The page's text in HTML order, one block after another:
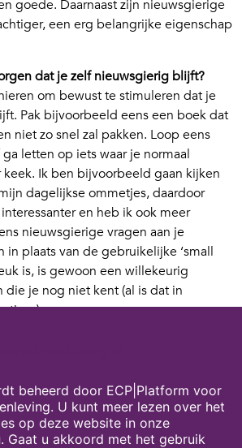
goede. Daarnaast zijn nieuwsgierige
een erg belangrijke eigenschap
dat je zelf nieuwsgierig blijft?
om bewust te stimuleren dat je
Pak bijvoorbeeld eens een boek dat
niet zo snel zal pakken. Loop eens
letten op iets waar je normaal
Ik ben bijvoorbeeld gaan kijken
dagelijkse ommetjes, daardoor
en heb ik ook meer
nieuwsgierige vragen aan je
in plaats van de gebruikelijke ‘small
is, is gewoon een willekeurig
die je nog niet kent (al is dat in
in gaan, is een andere vorm van
net zo waardevol.
beheerd door ECP|Platform voor
U kunt meer lezen over het
op deze website in onze
. Gaat u akkoord met het gebruik